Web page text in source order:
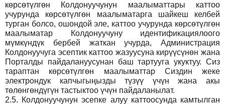
көрсөтүлгөн Колдонуучунун маалыматтары каттоо
учурунда көрсөтүлгөн маалыматарга шайкеш келбей
турган болсо, ошондой эле, каттоо учурунда көрсөтүлгөн
маалыматар Колдонуучуну идентификациялоого
мүмкүндүк бербей жаткан учурда, Администрация
Колдонуучуга эсептик каттоо жазуусуна кирүүсүнөн жана
Порталды пайдалануусунан баш тартууга укуктуу. Сиз
тараптан көрсөтүлгөн маалыматтар Сиздин жеке
электрондук капчыгыңызды түзүү үчүн жана акы
төлөнгөндүгүн тастыктоо үчүн пайдаланылат.
2.5. Колдонуучунун эсепке алуу каттоосунда камтылган